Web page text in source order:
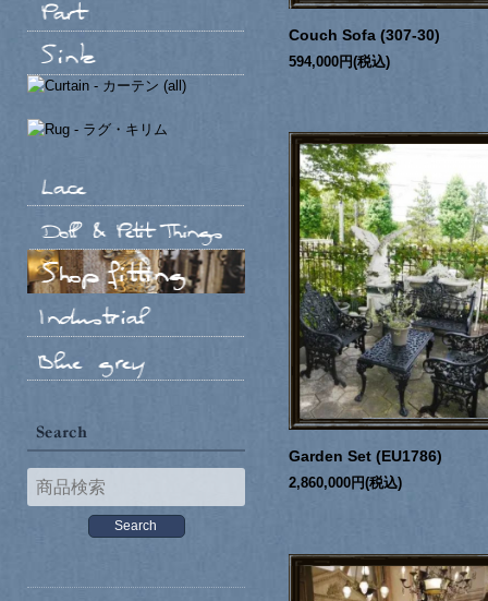
Couch Sofa (307-30)
594,000円(税込)
Garden Set (EU1786)
2,860,000円(税込)